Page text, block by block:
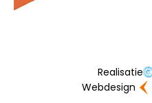
Realisatie
Webdesign